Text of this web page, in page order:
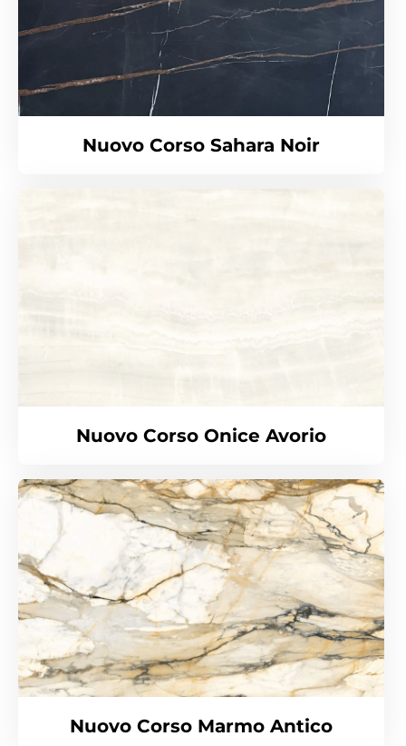
Nuovo Corso Sahara Noir
Nuovo Corso Onice Avorio
Nuovo Corso Marmo Antico